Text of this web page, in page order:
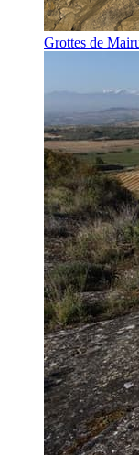
Grottes de